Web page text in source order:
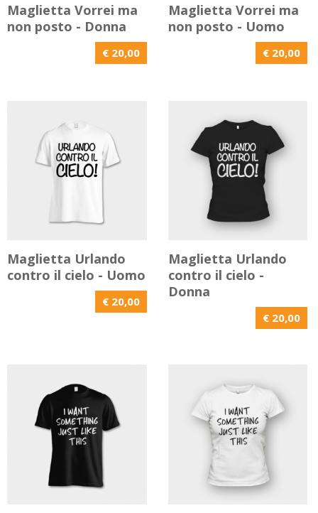
Maglietta Vorrei ma
non posto - Donna
€ 20,00
Maglietta Vorrei ma
non posto - Uomo
€ 20,00
Maglietta Urlando
contro il cielo - Uomo
€ 20,00
Maglietta Urlando
contro il cielo -
Donna
€ 20,00